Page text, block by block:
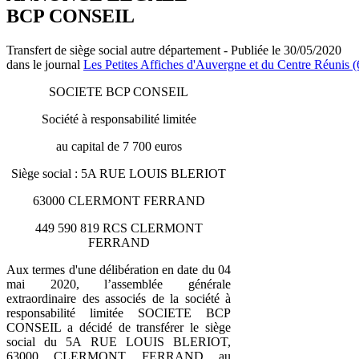
BCP CONSEIL
Transfert de siège social autre département - Publiée le 30/05/2020
dans le journal Les Petites Affiches d'Auvergne et du Centre Réunis
SOCIETE BCP CONSEIL
Société à responsabilité limitée
au capital de 7 700 euros
Siège social : 5A RUE LOUIS BLERIOT
63000 CLERMONT FERRAND
449 590 819 RCS CLERMONT
FERRAND
Aux termes d'une délibération en date du 04
mai 2020, l’assemblée générale
extraordinaire des associés de la société à
responsabilité limitée SOCIETE BCP
CONSEIL a décidé de transférer le siège
social du 5A RUE LOUIS BLERIOT,
63000 CLERMONT FERRAND au